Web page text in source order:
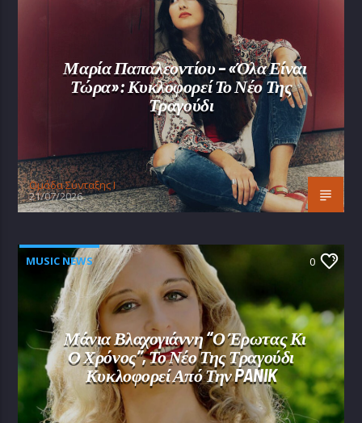
Μαρία Παπαλεοντίου – «Όλα Είναι
Τώρα»: Κυκλοφορεί Το Νέο Της
Τραγούδι
Oμάδα Σύνταξης Ι
21/07/2026
MUSIC NEWS 0
Μάνια Βλαχογιάννη “Ο Έρωτας Κι
Ο Χρόνος”, Το Νέο Της Τραγούδι
Κυκλοφορεί Από Την PANIK